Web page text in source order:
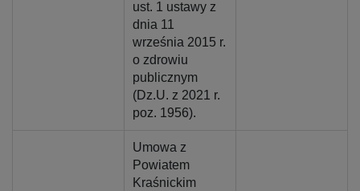
ust. 1 ustawy z
dnia 11
września 2015 r.
o zdrowiu
publicznym
(Dz.U. z 2021 r.
poz. 1956).
Umowa z
Powiatem
Kraśnickim